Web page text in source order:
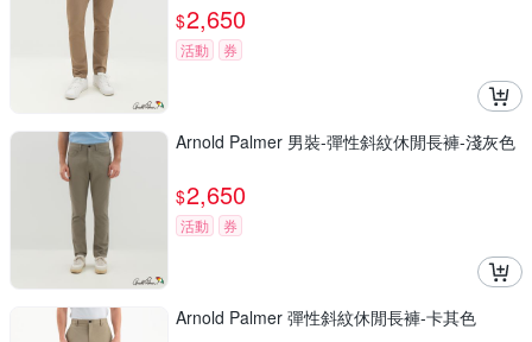
$2,650
活動 券
Arnold Palmer 男裝-彈性斜紋休閒長褲-淺灰色
$2,650
活動 券
Arnold Palmer 彈性斜紋休閒長褲-卡其色